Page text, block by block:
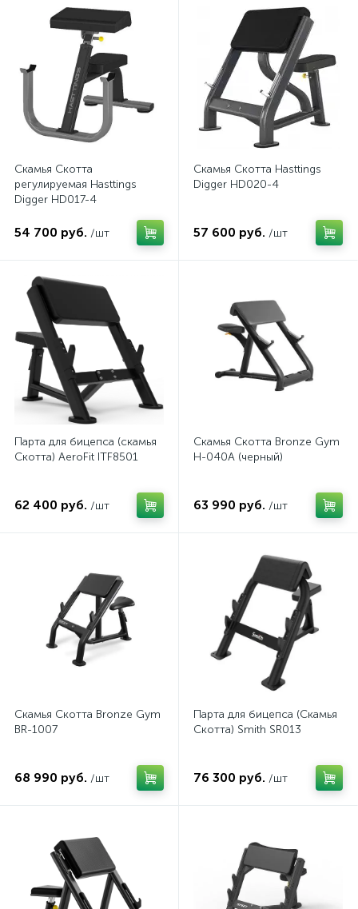
Скамья Скотта
регулируемая Hasttings
Digger HD017-4
54 700 руб. /шт
Скамья Скотта Hasttings
Digger HD020-4
57 600 руб. /шт
Парта для бицепса (скамья
Скотта) AeroFit ITF8501
62 400 руб. /шт
Скамья Скотта Bronze Gym
H-040A (черный)
63 990 руб. /шт
Скамья Скотта Bronze Gym
BR-1007
68 990 руб. /шт
Парта для бицепса (Скамья
Скотта) Smith SR013
76 300 руб. /шт